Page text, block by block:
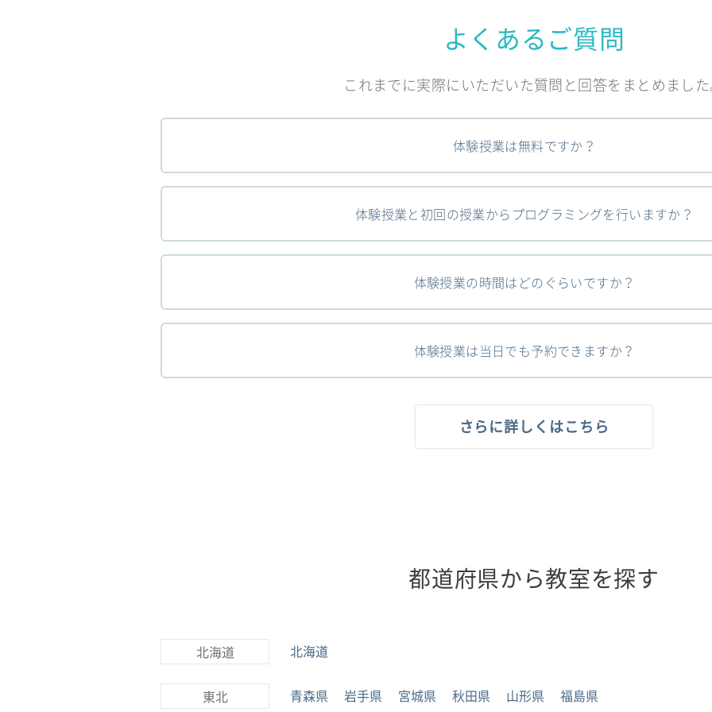
よくあるご質問
これまでに実際にいただいた質問と回答をまとめまし
体験授業は無料ですか？
体験授業と初回の授業からプログラミングを行いますか？
体験授業の時間はどのぐらいですか？
体験授業は当日でも予約できますか？
さらに詳しくはこちら
都道府県から教室を探す
北海道 北海道
東北 青森県 岩手県 宮城県 秋田県 山形県 福島県